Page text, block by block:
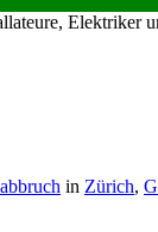
Elektriker
in Zürich,